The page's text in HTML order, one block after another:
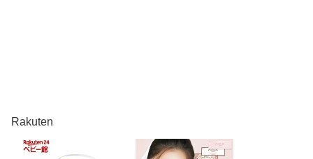
Rakuten